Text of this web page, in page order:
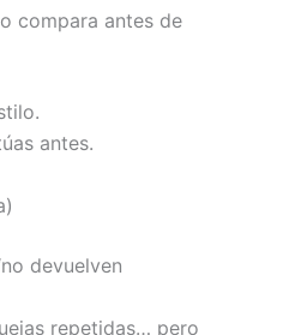
compara antes de
antes.
devuelven
repetidas… pero